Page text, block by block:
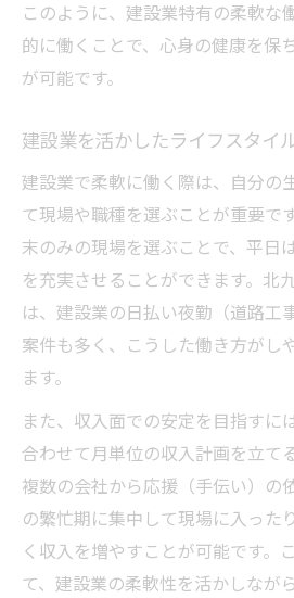
このように、建設業特有の柔軟な
的に働くことで、心身の健康を保
が可能です。
建設業を活かしたライフスタイ
建設業で柔軟に働く際は、自分の
て現場や職種を選ぶことが重要で
末のみの現場を選ぶことで、平日
を充実させることができます。北
は、建設業の日払い夜勤（道路工
案件も多く、こうした働き方がし
ます。
また、収入面での安定を目指すに
合わせて月単位の収入計画を立て
複数の会社から応援（手伝い）の
の繁忙期に集中して現場に入った
く収入を増やすことが可能です。
て、建設業の柔軟性を活かしなが